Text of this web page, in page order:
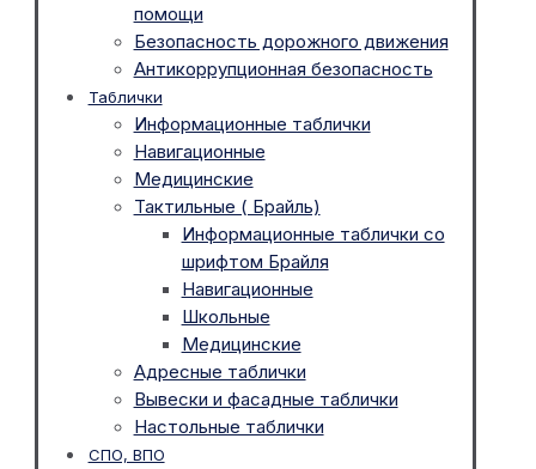
помощи
Безопасность дорожного движения
Антикоррупционная безопасность
Таблички
Информационные таблички
Навигационные
Медицинские
Тактильные ( Брайль)
Информационные таблички со
шрифтом Брайля
Навигационные
Школьные
Медицинские
Адресные таблички
Вывески и фасадные таблички
Настольные таблички
СПО, ВПО